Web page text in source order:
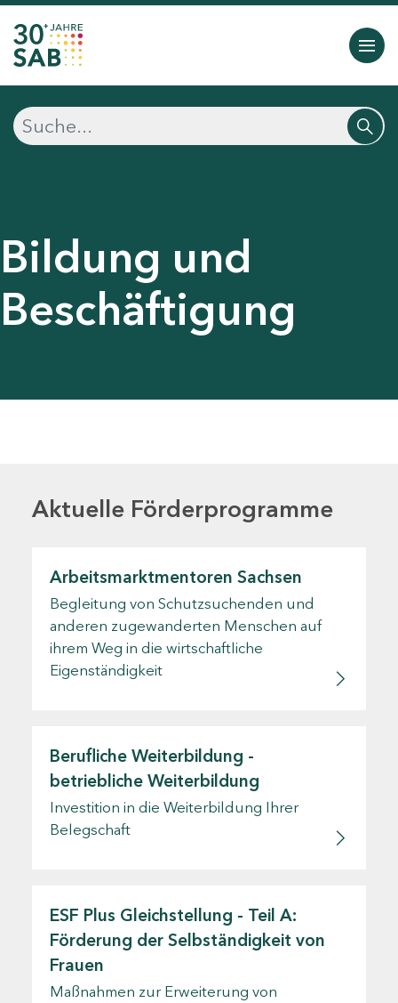
Bildung und
Beschäftigung
Aktuelle Förderprogramme
Arbeitsmarktmentoren Sachsen
Begleitung von Schutzsuchenden und
anderen zugewanderten Menschen auf
ihrem Weg in die wirtschaftliche
Eigenständigkeit
Berufliche Weiterbildung -
betriebliche Weiterbildung
Investition in die Weiterbildung Ihrer
Belegschaft
ESF Plus Gleichstellung - Teil A:
Förderung der Selbständigkeit von
Frauen
Maßnahmen zur Erweiterung von